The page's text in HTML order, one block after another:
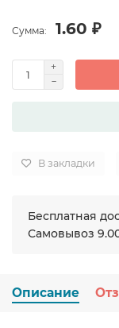
Сумма: 1.60 ₽
В закладки
Бесплатная
Самовывоз
Описание